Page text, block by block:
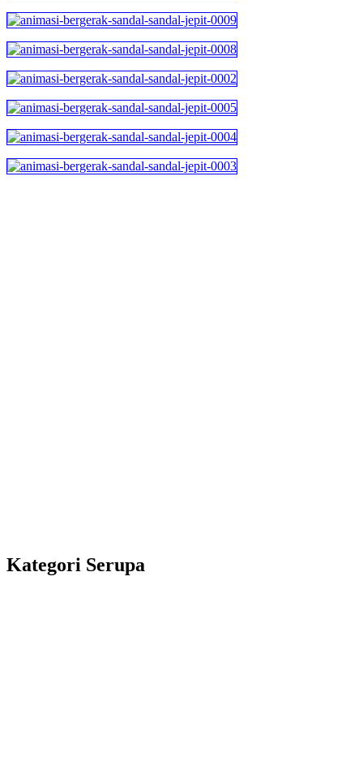
Kategori Serupa